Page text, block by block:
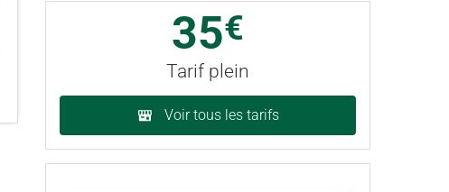
35€
Tarif plein
Voir tous les tarifs